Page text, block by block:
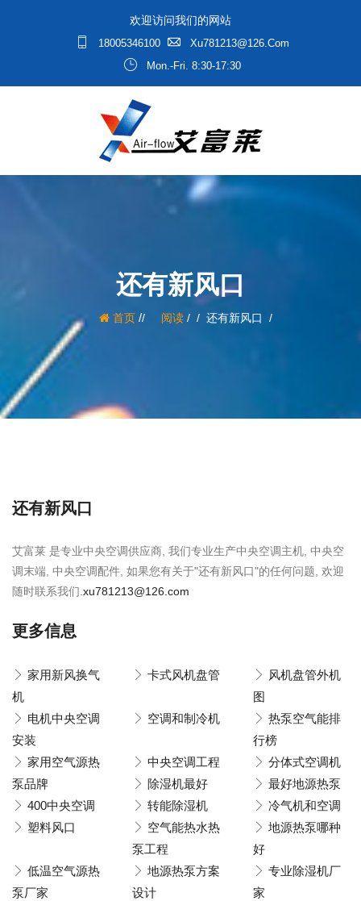
欢迎访问我们的网站
18005346100
Xu781213@126.com
Mon.-Fri. 8:30-17:30
还有新风口
首页/ 阅读/ 还有新风口
还有新风口
艾富莱 是专业中央空调供应商, 我们专业生产中央空调主机, 中央空
调末端, 中央空调配件, 如果您有关于"还有新风口"的任何问题, 欢迎
随时联系我们. xu781213@126.com
更多信息
家用新风换气
机
卡式风机盘管
风机盘管外机
图
电机中央空调
安装
空调和制冷机
热泵空气能排
行榜
家用空气源热
泵品牌
中央空调工程
分体式空调机
除湿机最好
最好地源热泵
400中央空调
转能除湿机
冷气机和空调
塑料风口
空气能热水热
泵工程
地源热泵哪种
好
低温空气源热
泵厂家
地源热泵方案
设计
专业除湿机厂
家